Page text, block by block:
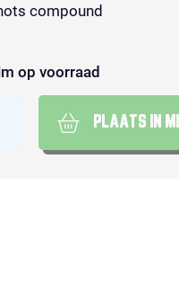
compound
op voorraad
PLAATS IN